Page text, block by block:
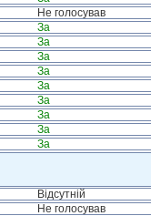
Не голосував
За
За
За
За
За
За
За
За
За
Відсутній
Не голосував